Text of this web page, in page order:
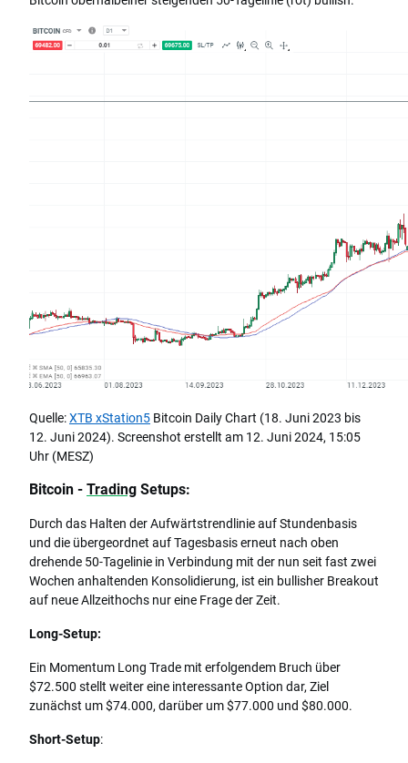
Quelle:XTB xStation5 Bitcoin Daily Chart (18. Juni 2023 bis
12. Juni 2024). Screenshot erstellt am 12. Juni 2024, 15:05
Uhr (MESZ)
Bitcoin -TradingSetups:
Durch das Halten der Aufwärtstrendlinie auf Stundenbasis
und die übergeordnet auf Tagesbasis erneut nach oben
drehende 50-Tagelinie in Verbindung mit der nun seit fast zwei
Wochen anhaltenden Konsolidierung, ist ein bullisher Breakout
auf neue Allzeithochs nur eine Frage der Zeit.
Long-Setup:
Ein Momentum Long Trade mit erfolgendem Bruch über
$72.500 stellt weiter eine interessante Option dar, Ziel
zunächst um $74.000, darüber um $77.000 und $80.000.
Short-Setup: